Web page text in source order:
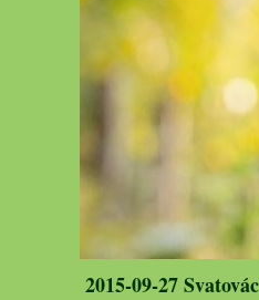
2015-09-27